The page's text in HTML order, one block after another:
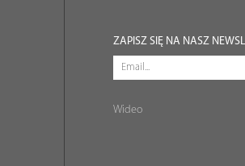
ZAPISZ SIĘ NA NASZ
Wideo